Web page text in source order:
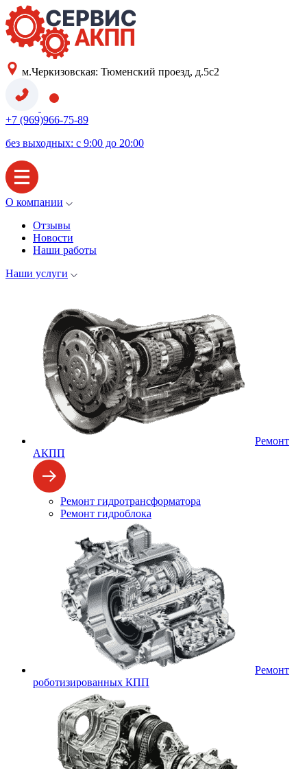
м.Черкизовская: Тюменский проезд, д.5с2
+7 (969)966-75-89
без выходных: с 9:00 до 20:00
О компании
Отзывы
Новости
Наши работы
Наши услуги
Ремонт
АКПП
Ремонт гидротрансформатора
Ремонт гидроблока
Ремонт
роботизированных КПП